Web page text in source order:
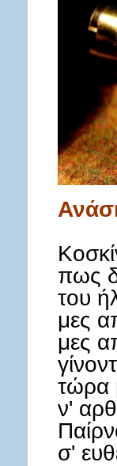
πως
του
μες
μες
τώρα
ν'
σ'